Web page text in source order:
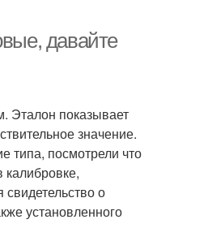
давайте
Эталон показывает
значение.
типа, посмотрели что
о
установленного